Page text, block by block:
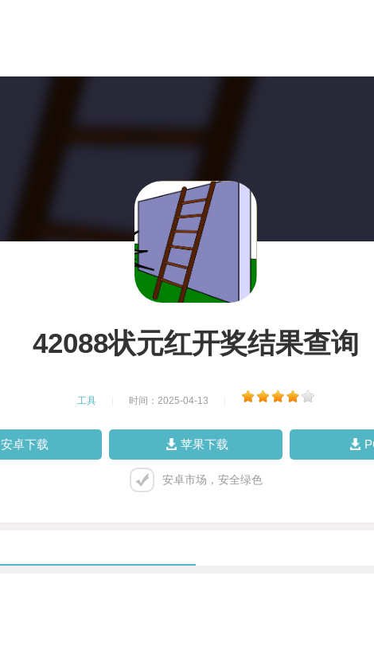
42088状元红开奖结果查询
工具 时间：2025-04-13
安卓下载 苹果下载
安卓市场，安全绿色